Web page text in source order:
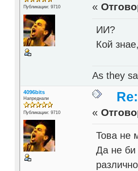
Публикации: 9710 «
ИИ?
Кой
As they
4096bits
Напреднали
Публикации: 9710 «
Това не
Да не би